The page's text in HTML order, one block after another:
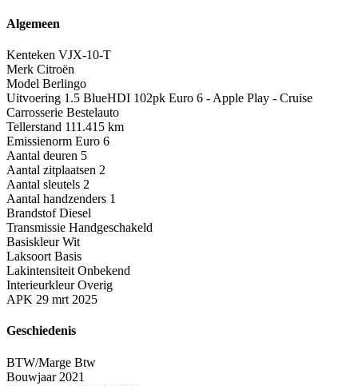
Algemeen
Kenteken VJX-10-T
Merk Citroën
Model Berlingo
Uitvoering 1.5 BlueHDI 102pk Euro 6 - Apple Play - Cruise
Carrosserie Bestelauto
Tellerstand 111.415 km
Emissienorm Euro 6
Aantal deuren 5
Aantal zitplaatsen 2
Aantal sleutels 2
Aantal handzenders 1
Brandstof Diesel
Transmissie Handgeschakeld
Basiskleur Wit
Laksoort Basis
Lakintensiteit Onbekend
Interieurkleur Overig
APK 29 mrt 2025
Geschiedenis
BTW/Marge Btw
Bouwjaar 2021